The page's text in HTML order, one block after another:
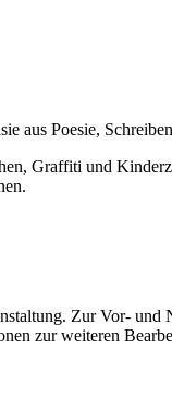
aus Poesie,
Graffiti und
Zur Vor-
zur weiteren